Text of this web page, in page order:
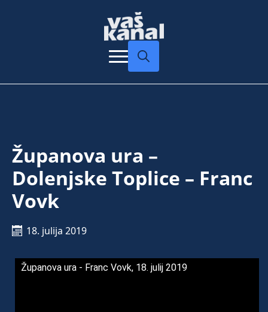
Županova ura –
Dolenjske Toplice – Franc
Vovk
18. julija 2019
Županova ura - Franc Vovk, 18. julij 2019